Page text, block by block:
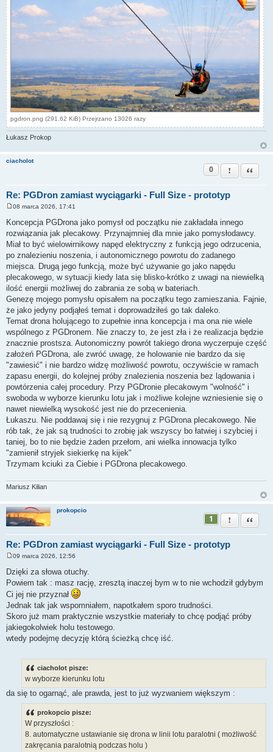
pgdron.png (291.62 KiB) Przejrzano 13026 razy
Łukasz Prokop
ciacholot
Re: PGDron zamiast wyciągarki - Full Size - prototyp
0 Zgłoś ten post
Cytuj
s
t
08 marca 2026, 17:41
Koncepcja PGDrona jako pomysł od początku nie zakładała innego
rozwiązania jak plecakowy. Przynajmniej dla mnie jako pomysłodawcy.
Miał to być wielowirnikowy napęd elektryczny z funkcją jego odrzucenia,
po znalezieniu noszenia, i autonomicznego powrotu do zadanego
miejsca. Drugą jego funkcją, może być używanie go jako napędu
plecakowego, w sytuacji kiedy lata się blisko-krótko z uwagi na niewielką
ilość energii możliwej do zabrania ze sobą w bateriach.
Genezę mojego pomysłu opisałem na początku tego zamieszania. Fajnie,
że jako jedyny podjąłeś temat i doprowadziłeś go tak daleko.
Temat drona holującego to zupełnie inna koncepcja i ma ona nie wiele
wspólnego z PGDronem. Nie znaczy to, że jest zła i że realizacja będzie
znacznie prostsza. Autonomiczny powrót takiego drona wyczerpuje część
założeń PGDrona, ale zwróć uwagę, że holowanie nie bardzo da się
"zawiesić" i nie bardzo widzę możliwość powrotu, oczywiście w ramach
zapasu energii, do kolejnej próby znalezienia noszenia bez lądowania i
powtórzenia całej procedury. Przy PGDronie plecakowym "wolność" i
swoboda w wyborze kierunku lotu jak i możliwe kolejne wzniesienie się o
nawet niewielką wysokość jest nie do przecenienia.
Łukaszu. Nie poddawaj się i nie rezygnuj z PGDrona plecakowego. Nie
rób tak, że jak są trudności to zrobię jak wszyscy bo łatwiej i szybciej i
taniej, bo to nie będzie żaden przełom, ani wielka innowacja tylko
"zamienił stryjek siekierkę na kijek"
Trzymam kciuki za Ciebie i PGDrona plecakowego.
Mariusz Kilian
prokopcio
Re: PGDron zamiast wyciągarki - Full Size - prototyp
1 Zgłoś ten post
Cytuj
o
s
t
09 marca 2026, 12:56
Dzięki za słowa otuchy.
Powiem tak : masz rację, zresztą inaczej bym w to nie wchodził gdybym
Ci jej nie przyznał
Jednak tak jak wspomniałem, napotkałem sporo trudności.
Skoro już mam praktycznie wszystkie materiały to chcę podjąć próby
jakiegokolwiek holu testowego.
wtedy podejmę decyzję którą ścieżką chcę iść.
ciacholot pisze:
w wyborze kierunku lotu
da się to ogarnąć, ale prawda, jest to już wyzwaniem większym :
prokopcio pisze:
W przyszłości :
8. automatyczne ustawianie się drona w linii lotu paralotni ( możliwość
zakręcania paralotnią podczas holu )